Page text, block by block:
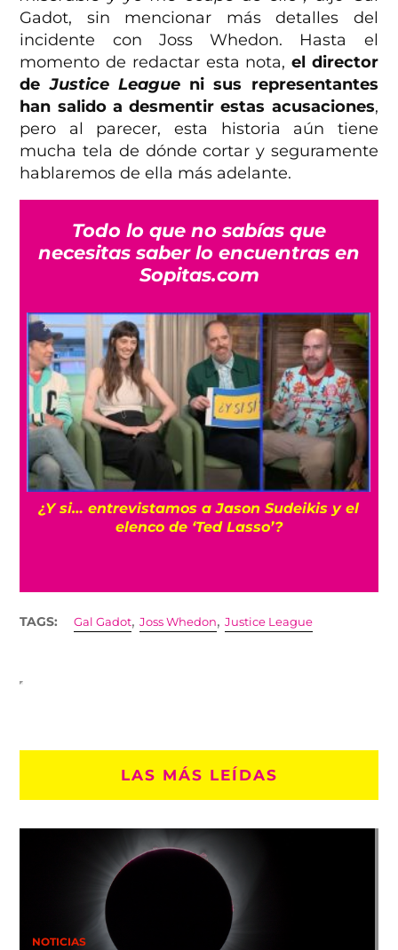
Gadot, sin mencionar más detalles del
incidente con Joss Whedon. Hasta el
momento de redactar esta nota, el director
deJustice Leagueni sus representantes
han salido a desmentir estas acusaciones,
pero al parecer, esta historia aún tiene
mucha tela de dónde cortar y seguramente
hablaremos de ella más adelante.
Todo lo que no sabías que
necesitas saber lo encuentras en
Sopitas.com
¿Y si… entrevistamos a Jason Sudeikis y el
elenco de ‘Ted Lasso’?
TAGS: Gal Gadot,Joss Whedon,Justice League
LAS MÁS LEÍDAS
NOTICIAS